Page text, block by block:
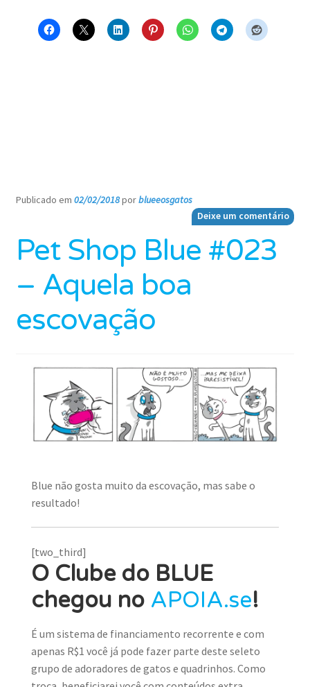
Publicado em 02/02/2018porblueeosgatos
Deixe um comentário
Pet Shop Blue #023
– Aquela boa
escovação
Blue não gosta muito da escovação, mas sabe o
resultado!
[two_third]
O Clube do BLUE
chegou no APOIA.se!
É um sistema de financiamento recorrente e com
apenas R$1 você já pode fazer parte deste seleto
grupo de adoradores de gatos e quadrinhos. Como